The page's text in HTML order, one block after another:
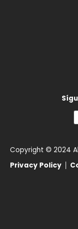
Copyright © 2024
Privacy Policy